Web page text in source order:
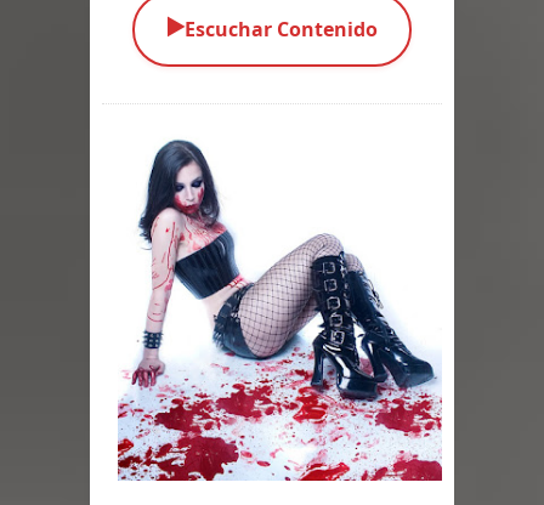
los Vivos
Parte 01: Escondido a Plena Luz
Parte 02: El Enemigo de mi Enemigo
Parte 06: Coletazos
Parte 05: Los Horrores del Infierno
Parte 04: Oídos Sordos
Parte 03: La Traición
▶️Escuchar Contenido